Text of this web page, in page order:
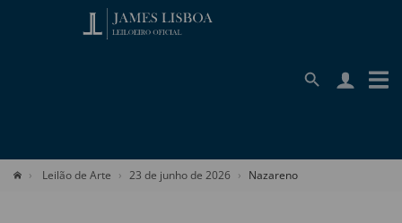
Leilão de Arte 23 de junho de 2026 Nazareno